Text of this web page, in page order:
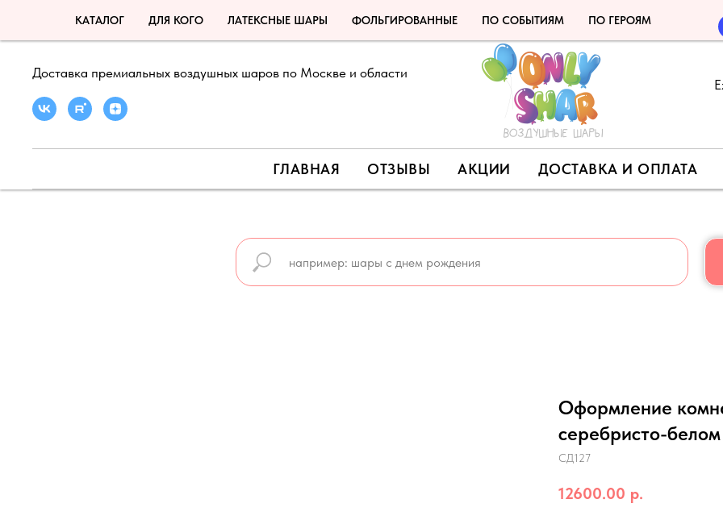
КАТАЛОГ ДЛЯ КОГО ЛАТЕКСНЫЕ ШАРЫ ФОЛЬГИРОВАННЫЕ ПО СОБЫТИЯМ ПО ГЕРОЯМ
Доставка премиальных воздушных шаров по Москве и области
ГЛАВНАЯ ОТЗЫВЫ АКЦИИ ДОСТАВКА И ОПЛАТА
Оформление
серебристо-
СД127
12600.00 р.